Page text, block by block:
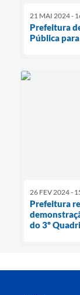
21 MAI 2024 -
Prefeitura
Pública
26 FEV 2024 -
Prefeitura
do 3º